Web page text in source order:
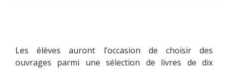
Les élèves auront l’occasion de choisir des
ouvrages parmi une sélection de livres de dix